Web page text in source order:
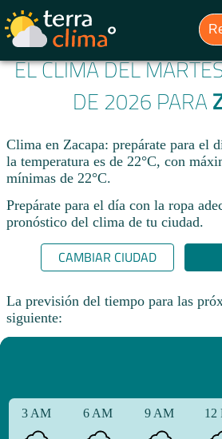
EL CLIMA DEL
DE 2026 PARA
Clima en Zacapa: prepárate para el
la temperatura es de 22°C, con
mínimas de 22°C.
Prepárate para el día con la ropa
pronóstico del clima de tu ciudad.​
CAMBIAR CIUDAD
La previsión del tiempo para las
siguiente:
3 AM 6 AM 9 AM 12